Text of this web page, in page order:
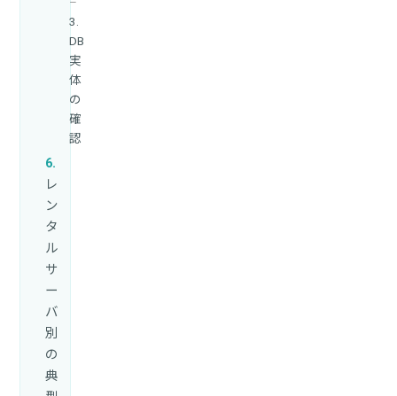
3.
DB
実
体
の
確
認
レ
ン
タ
ル
サ
ー
バ
別
の
典